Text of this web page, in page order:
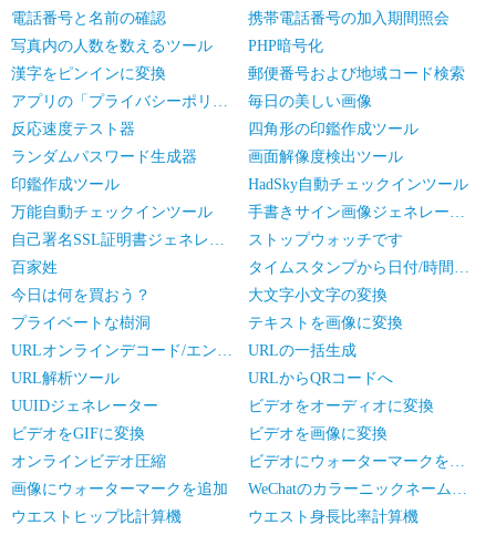
電話番号と名前の確認
携帯電話番号の加入期間照会
写真内の人数を数えるツール
PHP暗号化
漢字をピンインに変換
郵便番号および地域コード検索
アプリの「プライバシーポリシー」生成器
毎日の美しい画像
反応速度テスト器
四角形の印鑑作成ツール
ランダムパスワード生成器
画面解像度検出ツール
印鑑作成ツール
HadSky自動チェックインツール
万能自動チェックインツール
手書きサイン画像ジェネレーター
自己署名SSL証明書ジェネレータ
ストップウォッチです
百家姓
タイムスタンプから日付/時間の変換
今日は何を買おう？
大文字小文字の変換
プライベートな樹洞
テキストを画像に変換
URLオンラインデコード/エンコード
URLの一括生成
URL解析ツール
URLからQRコードへ
UUIDジェネレーター
ビデオをオーディオに変換
ビデオをGIFに変換
ビデオを画像に変換
オンラインビデオ圧縮
ビデオにウォーターマークを追加
画像にウォーターマークを追加
WeChatのカラーニックネームジェネレーター
ウエストヒップ比計算機
ウエスト身長比率計算機